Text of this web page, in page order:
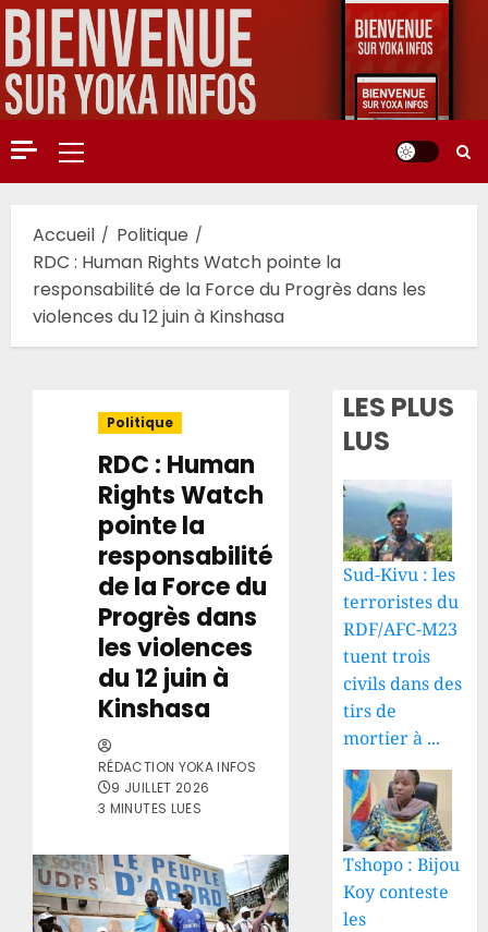
Aller
au
contenu
Menu
principal
Accueil
Politique
RDC : Human Rights Watch pointe la
responsabilité de la Force du Progrès dans les
violences du 12 juin à Kinshasa
Politique
RDC : Human
Rights Watch
pointe la
responsabilité
de la Force du
Progrès dans
les violences
du 12 juin à
Kinshasa
RÉDACTION YOKA INFOS
9 JUILLET 2026
3 MINUTES LUES
LES PLUS
LUS
Sud-Kivu : les
terroristes du
RDF/AFC-M23
tuent trois
civils dans des
tirs de
mortier à ...
Tshopo : Bijou
Koy conteste
les